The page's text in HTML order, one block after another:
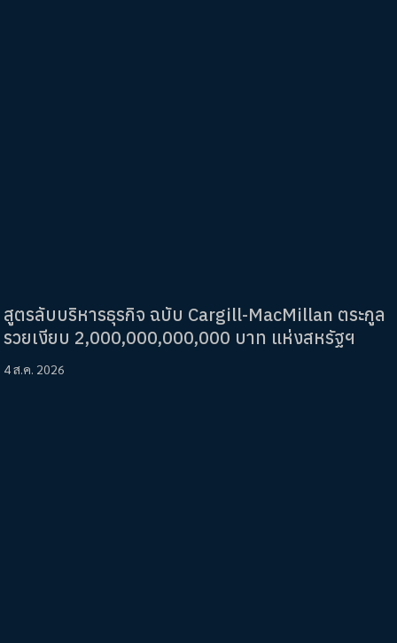
สูตรลับบริหารธุรกิจ ฉบับ Cargill-MacMillan ตระกูล
รวยเงียบ 2,000,000,000,000 บาท แห่งสหรัฐฯ
4 ส.ค. 2026